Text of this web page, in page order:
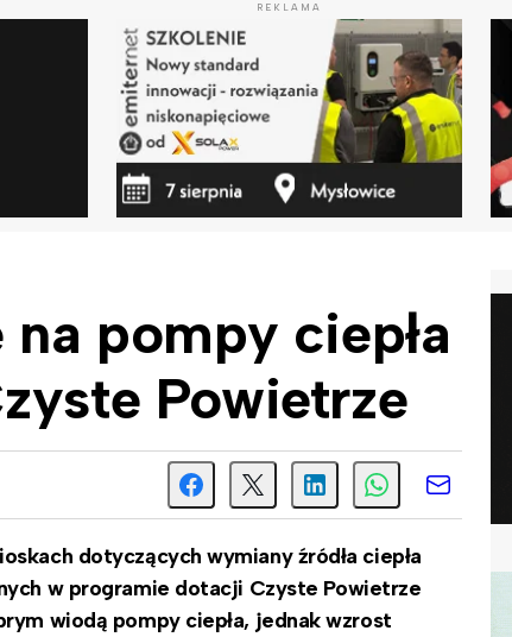
REKLAMA
pompy ciepła
Powietrze
dotyczących wymiany źródła ciepła
w programie dotacji Czyste Powietrze
wiodą pompy ciepła, jednak wzrost